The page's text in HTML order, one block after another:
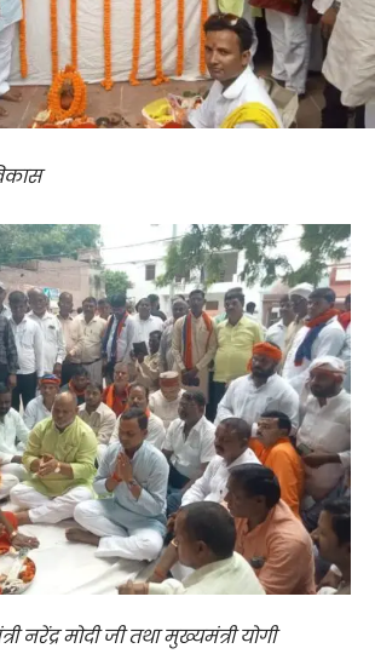
नरेंद्र मोदी जी तथा मुख्यमंत्री योगी